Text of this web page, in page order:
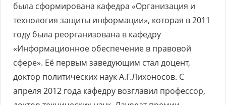
была сформирована кафедра «Организация и
технология защиты информации», которая в 2011
году была реорганизована в кафедру
«Информационное обеспечение в правовой
сфере». Её первым заведующим стал доцент,
доктор политических наук А.Г.Лихоносов. С
апреля 2012 года кафедру возглавил профессор,